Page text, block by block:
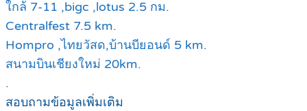
ใกล้ 7-11 ,bigc ,lotus 2.5 กม.
Centralfest 7.5 km.
Hompro ,ไทยวัสด,บ้านบียอนด์ 5 km.
สนามบินเชียงใหม่ 20km.
.
สอบถามข้อมูลเพิ่มเติม